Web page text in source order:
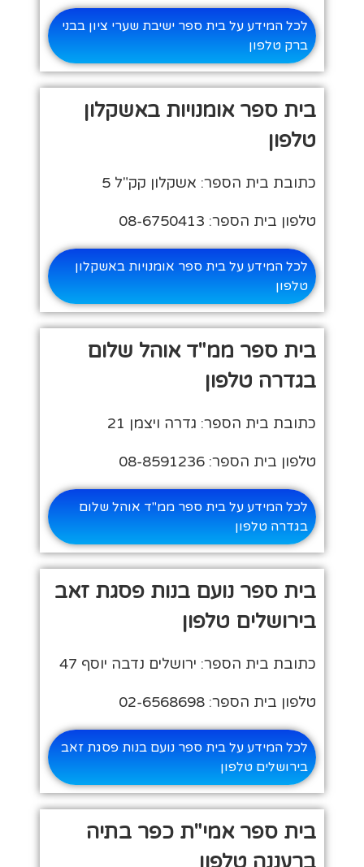
לכל המידע על בית ספר ישיבת שערי ציון בבני
ברק טלפון
בית ספר אומנויות באשקלון
טלפון
כתובת בית הספר: אשקלון קק"ל 5
טלפון בית הספר: 08-6750413
לכל המידע על בית ספר אומנויות באשקלון
טלפון
בית ספר ממ"ד אוהל שלום
בגדרה טלפון
כתובת בית הספר: גדרה ויצמן 21
טלפון בית הספר: 08-8591236
לכל המידע על בית ספר ממ"ד אוהל שלום
בגדרה טלפון
בית ספר נועם בנות פסגת זאב
בירושלים טלפון
כתובת בית הספר: ירושלים נדבה יוסף 47
טלפון בית הספר: 02-6568698
לכל המידע על בית ספר נועם בנות פסגת זאב
בירושלים טלפון
בית ספר אמי"ת כפר בתיה
ברעננה טלפון